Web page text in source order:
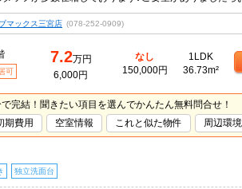
マックス三宮店 (078-252-0909)
可
7.2万円
6,000円
なし
150,000円
1LDK
36.73m²
で完結！聞きたい項目を選んでかんたん無料問合せ！
期費用
空室情報 これと似た物件 周辺環境
独立洗面台